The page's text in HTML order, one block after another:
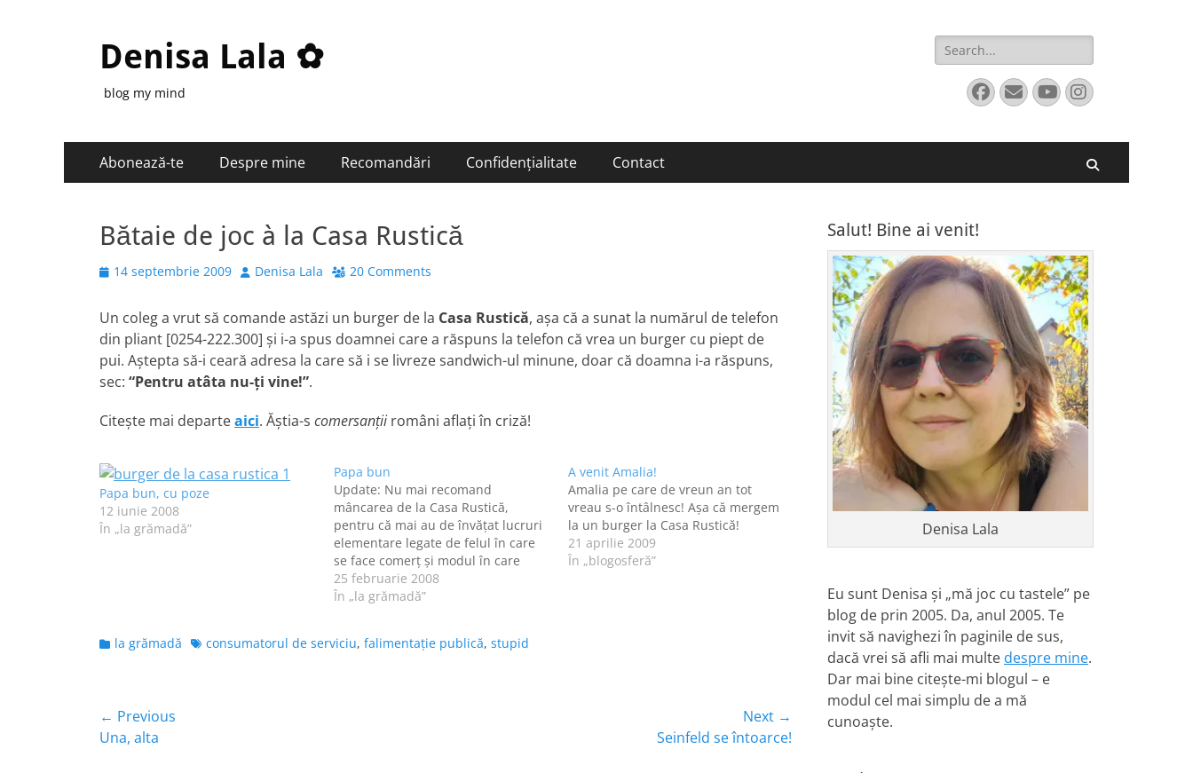
Denisa Lala ✿
blog my mind
Search
for:
Facebook
EmailYouTube
Instagram
Primary
Menu
Abonează-te Despre mine Recomandări Confidențialitate Contact
Bătaie de joc à la Casa Rustică
Posted
14 septembrie 2009 Author
Denisa Lala 20 Comments
Un coleg a vrut să comande astăzi un burger de la Casa Rustică, aşa că a sunat la numărul de telefon
din pliant [0254-222.300] şi i-a spus doamnei care a răspuns la telefon că vrea un burger cu piept de
pui. Aştepta să-i ceară adresa la care să i se livreze sandwich-ul minune, doar că doamna i-a răspuns,
sec: “Pentru atâta nu-ţi vine!”.
Citeşte mai departeaici. Ăştia-s comersanţii români aflaţi în criză!
Papa bun, cu poze
12 iunie 2008
În „la grămadă”
Papa bun
Update: Nu mai recomand
mâncarea de la Casa Rustică,
pentru că mai au de învăţat lucruri
elementare legate de felul în care
se face comerţ şi modul în care
trebuie trataţi clienţii. Angajaţii de
la Casa Rustică sunt nişte neserioşi
numărul…
25 februarie 2008
În „la grămadă”
A venit Amalia!
Amalia pe care de vreun an tot
vreau s-o întâlnesc! Aşa că mergem
la un burger la Casa Rustică!
21 aprilie 2009
În „blogosferă”
Categories
la grămadă Tagsconsumatorul de serviciu, falimentaţie publică, stupid
Navigare
în
← Previous
Previous
Una, alta
Next →
Seinfeld se întoarce!
Salut! Bine ai venit!
Denisa Lala
Eu sunt Denisa și „mă joc cu tastele” pe
blog de prin 2005. Da, anul 2005. Te
invit să navighezi în paginile de sus,
dacă vrei să afli mai multe despre mine.
Dar mai bine citește-mi blogul – e
modul cel mai simplu de a mă
cunoaște.